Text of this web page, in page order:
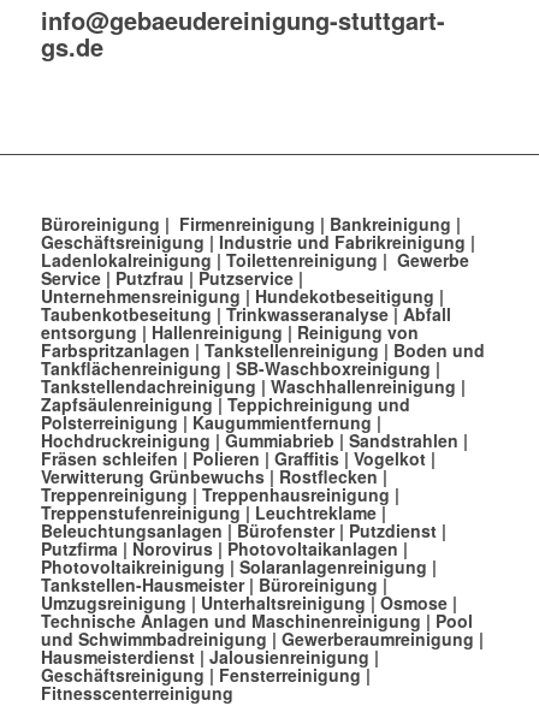
info@gebaeudereinigung-stuttgart-
gs.de
Büroreinigung | Firmenreinigung | Bankreinigung |
Geschäftsreinigung | Industrie und Fabrikreinigung |
Ladenlokalreinigung| Toilettenreinigung | Gewerbe
Service| Putzfrau | Putzservice|
Unternehmensreinigung | Hundekotbeseitigung |
Taubenkotbeseitung | Trinkwasseranalyse|Abfall
entsorgung | Hallenreinigung | Reinigung von
Farbspritzanlagen | Tankstellenreinigung| Boden und
Tankflächenreinigung | SB-Waschboxreinigung |
Tankstellendachreinigung | Waschhallenreinigung |
Zapfsäulenreinigung| Teppichreinigung und
Polsterreinigung| Kaugummientfernung|
Hochdruckreinigung | Gummiabrieb | Sandstrahlen |
Fräsen schleifen | Polieren | Graffitis| Vogelkot|
Verwitterung Grünbewuchs| Rostflecken|
Treppenreinigung | Treppenhausreinigung |
Treppenstufenreinigung| Leuchtreklame|
Beleuchtungsanlagen |Bürofenster| Putzdienst|
Putzfirma | Norovirus| Photovoltaikanlagen |
Photovoltaikreinigung | Solaranlagenreinigung |
Tankstellen-Hausmeister| Büroreinigung |
Umzugsreinigung | Unterhaltsreinigung|Osmose|
Technische Anlagen und Maschinenreinigung | Pool
und Schwimmbadreinigung | Gewerberaumreinigung |
Hausmeisterdienst| Jalousienreinigung |
Geschäftsreinigung | Fensterreinigung|
Fitnesscenterreinigung